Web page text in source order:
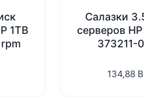
1TB
rpm
Cалазки
серверов
373211-
134,88